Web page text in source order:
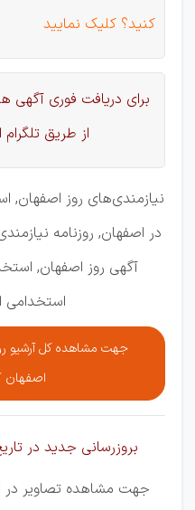
کنید؟ کلیک نمایید
برای دریافت فوری آگهی
از طریق
نیازمندی‌های روز اصفهان,
در اصفهان, روزنامه
آگهی روز اصفهان,
استخدامی
جهت مشاهده کل آرشیو
اصفهان
بروزرسانی جدید در تاریخ 20 خرداد 99 ساعت
جهت مشاهده تصاویر در